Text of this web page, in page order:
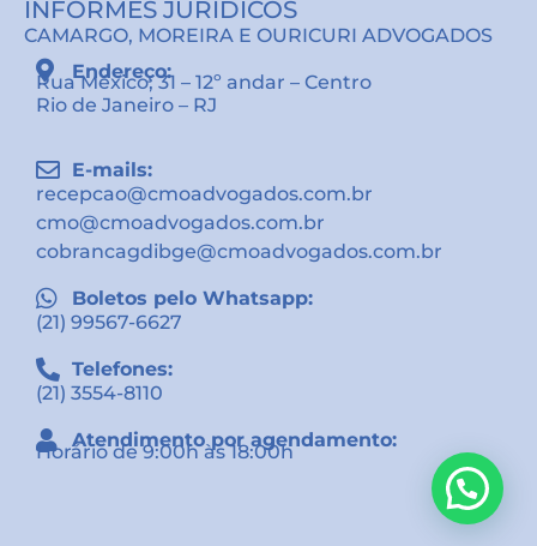
INFORMES JURÍDICOS
CAMARGO, MOREIRA E OURICURI ADVOGADOS
Endereço:
Rua México, 31 – 12º andar – Centro
Rio de Janeiro – RJ
E-mails:
recepcao@cmoadvogados.com.br
cmo@cmoadvogados.com.br
cobrancagdibge@cmoadvogados.com.br
Boletos pelo Whatsapp:
(21) 99567-6627
Telefones:
(21) 3554-8110
Atendimento por agendamento:
Horário de 9:00h às 18:00h